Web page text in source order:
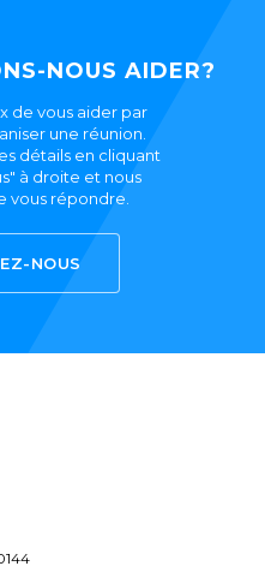
NOUS AIDER?
de vous aider par
une réunion.
détails en cliquant
à droite et nous
vous répondre.
NOUS